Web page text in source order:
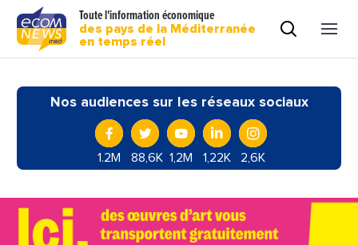
Toute l'information économique
des pays de la Méditerranée
en temps réel
Nos audiences sur les réseaux sociaux
1.2M 88,6K 1,2M 1,22K 2,6K